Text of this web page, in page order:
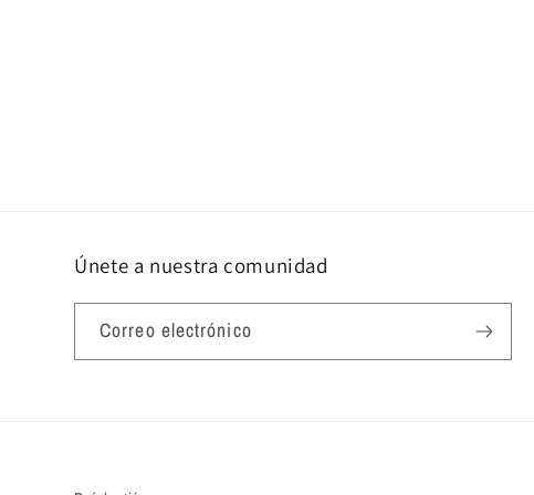
Únete a nuestra comunidad
Correo electrónico